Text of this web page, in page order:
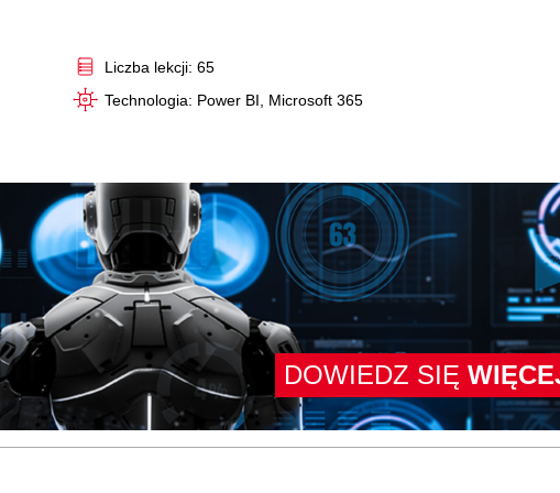
Liczba lekcji: 65
Technologia: Power BI, Microsoft 365
DOWIEDZ SIĘ